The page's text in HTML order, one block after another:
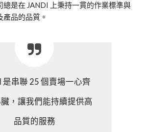
總是在 JANDI 上秉持一貫的作業標準與
品的品質。
是串聯 25 個賣場一心齊
，讓我們能持續提供高
品質的服務